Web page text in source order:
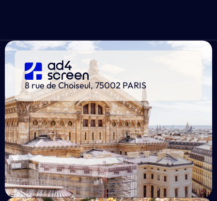
8 rue de Choiseul, 75002 PARIS